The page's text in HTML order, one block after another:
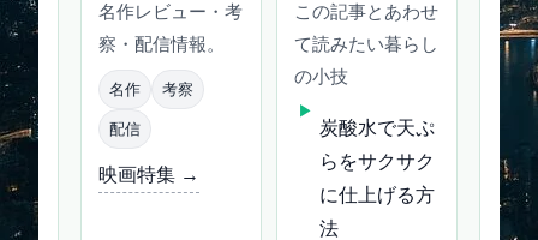
名作レビュー・考
察・配信情報。
名作 考察
配信
映画特集 →
この記事とあわせ
て読みたい暮らし
の小技
炭酸水で天ぷ
らをサクサク
に仕上げる方
法